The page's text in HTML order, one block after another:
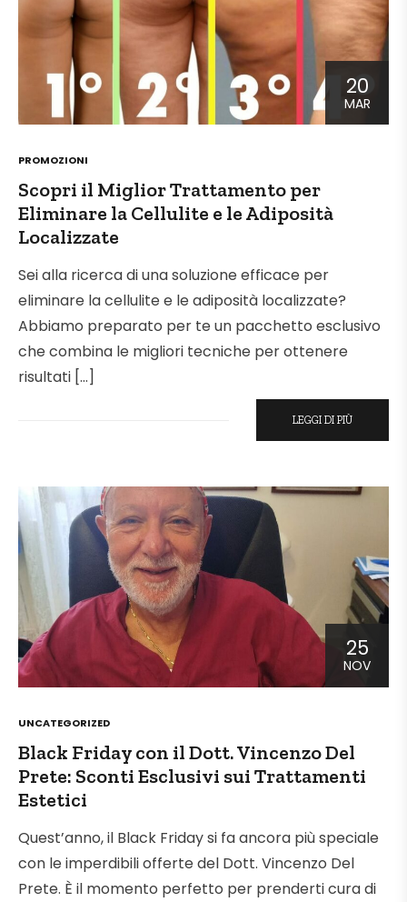
20
MAR
POSTED
PROMOZIONI
Scopri il Miglior Trattamento per
Eliminare la Cellulite e le Adiposità
Localizzate
Sei alla ricerca di una soluzione efficace per
eliminare la cellulite e le adiposità localizzate?
Abbiamo preparato per te un pacchetto esclusivo
che combina le migliori tecniche per ottenere
risultati […]
LEGGI DI PIÙ
25
NOV
POSTED
UNCATEGORIZED
Black Friday con il Dott. Vincenzo Del
Prete: Sconti Esclusivi sui Trattamenti
Estetici
Quest’anno, il Black Friday si fa ancora più speciale
con le imperdibili offerte del Dott. Vincenzo Del
Prete. È il momento perfetto per prenderti cura di